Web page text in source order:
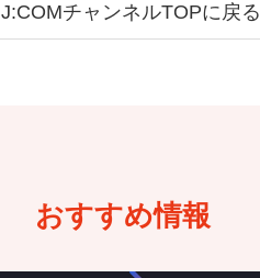
J:COMチャンネルTOPに戻る
おすすめ情報